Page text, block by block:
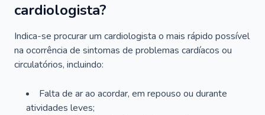
cardiologista?
Indica-se procurar um cardiologista o mais rápido possível
na ocorrência de sintomas de problemas cardíacos ou
circulatórios, incluindo:
Falta de ar ao acordar, em repouso ou durante
atividades leves;